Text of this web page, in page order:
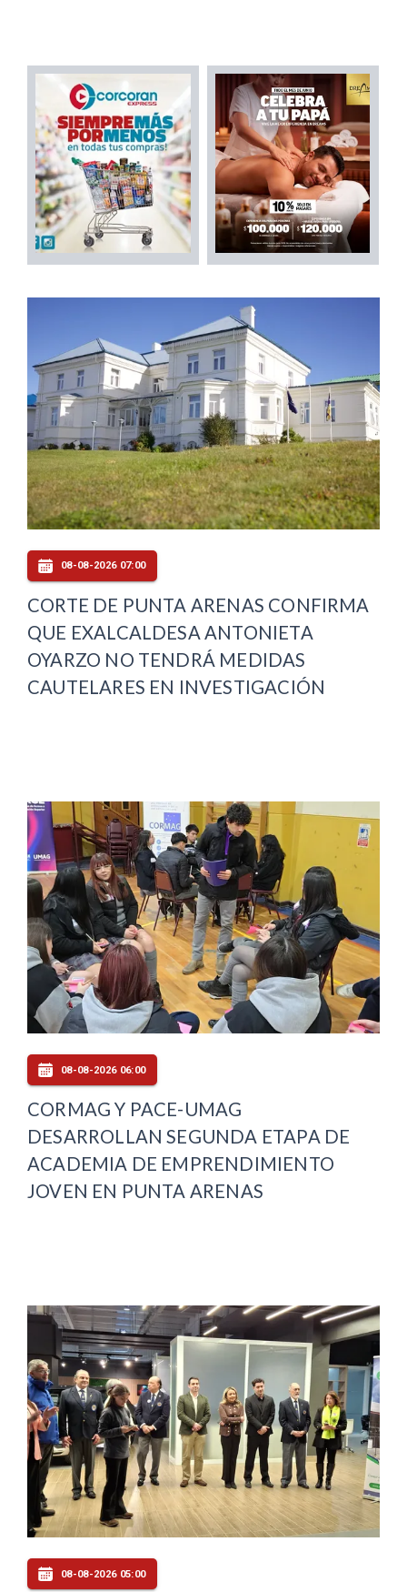
08-08-2026 07:00
CORTE DE PUNTA ARENAS CONFIRMA
QUE EXALCALDESA ANTONIETA
OYARZO NO TENDRÁ MEDIDAS
CAUTELARES EN INVESTIGACIÓN
08-08-2026 06:00
CORMAG Y PACE-UMAG
DESARROLLAN SEGUNDA ETAPA DE
ACADEMIA DE EMPRENDIMIENTO
JOVEN EN PUNTA ARENAS
08-08-2026 05:00